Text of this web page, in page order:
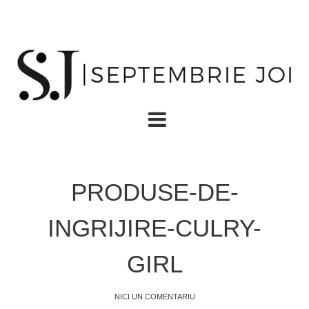
PRODUSE-DE-
INGRIJIRE-CULRY-
GIRL
NICI UN COMENTARIU